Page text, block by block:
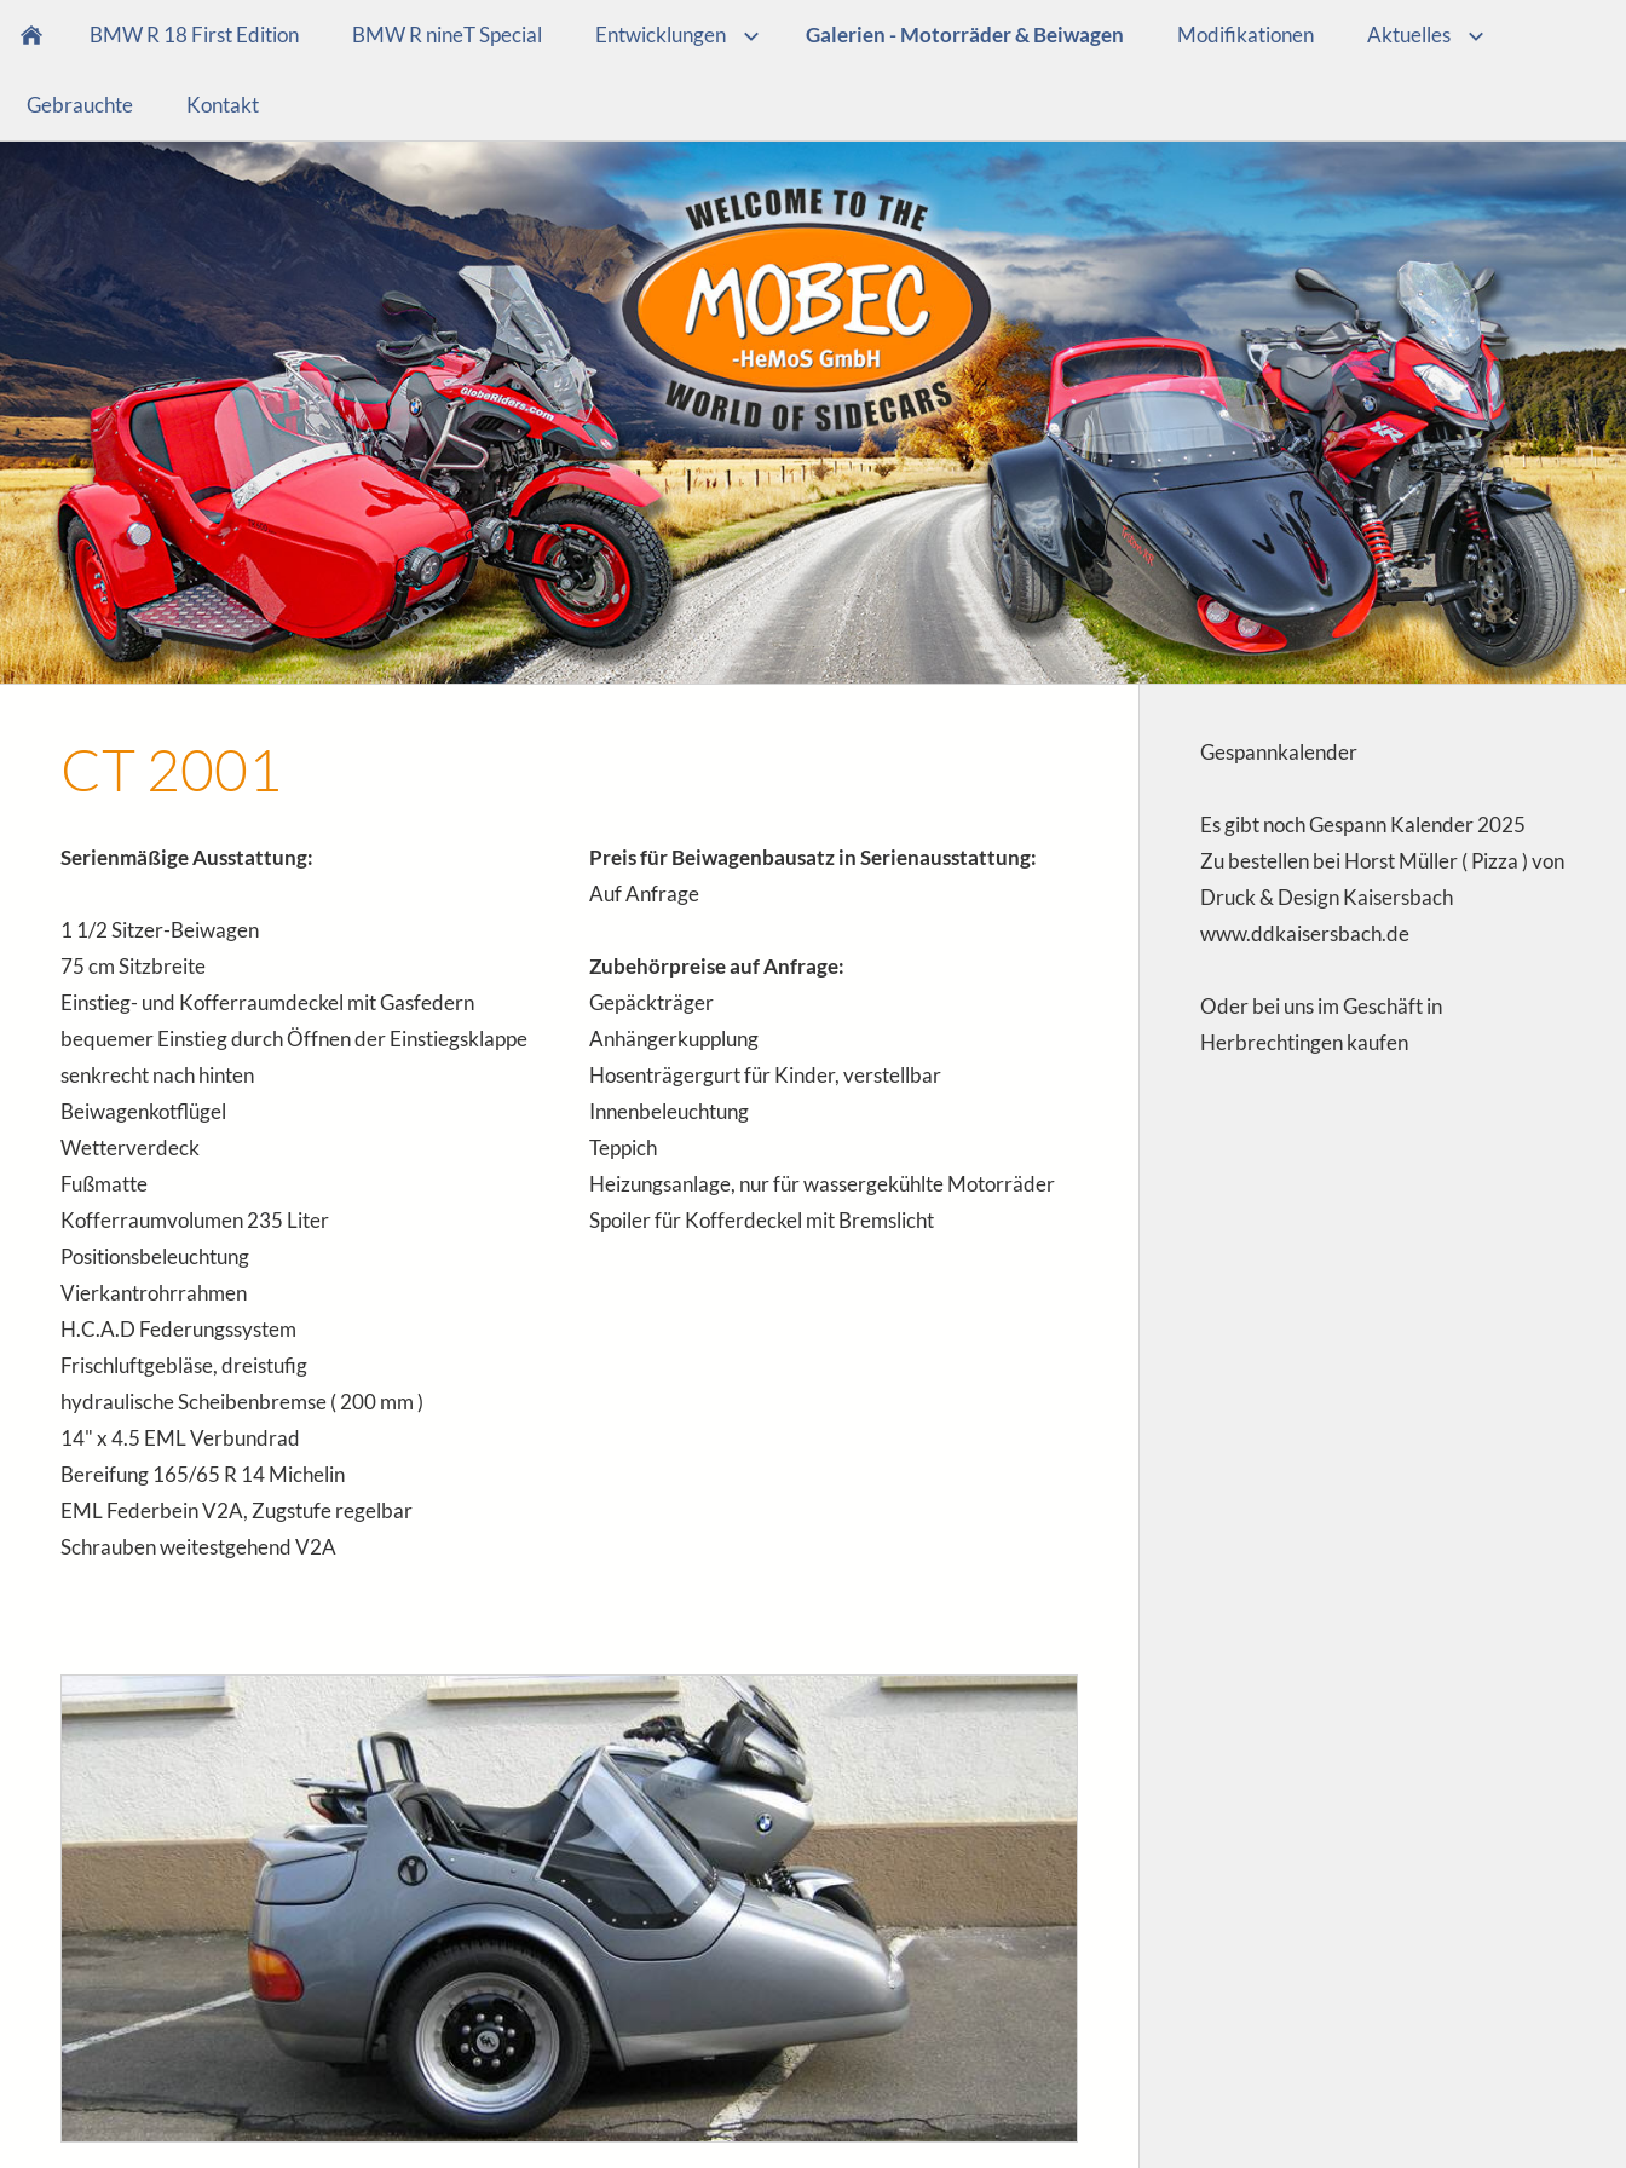
BMW R 18 First Edition BMW R nineT Special Entwicklungen Galerien - Motorräder & Beiwagen Modifikationen Aktuelles
Gebrauchte Kontakt
CT 2001
Serienmäßige Ausstattung:
1 1/2 Sitzer-Beiwagen
75 cm Sitzbreite
Einstieg- und Kofferraumdeckel mit Gasfedern
bequemer Einstieg durch Öffnen der Einstiegsklappe
senkrecht nach hinten
Beiwagenkotflügel
Wetterverdeck
Fußmatte
Kofferraumvolumen 235 Liter
Positionsbeleuchtung
Vierkantrohrrahmen
H.C.A.D Federungssystem
Frischluftgebläse, dreistufig
hydraulische Scheibenbremse ( 200 mm )
14" x 4.5 EML Verbundrad
Bereifung 165/65 R 14 Michelin
EML Federbein V2A, Zugstufe regelbar
Schrauben weitestgehend V2A
Preis für Beiwagenbausatz in Serienausstattung:
Auf Anfrage
Zubehörpreise auf Anfrage:
Gepäckträger
Anhängerkupplung
Hosenträgergurt für Kinder, verstellbar
Innenbeleuchtung
Teppich
Heizungsanlage, nur für wassergekühlte Motorräder
Spoiler für Kofferdeckel mit Bremslicht
Gespannkalender
Es gibt noch Gespann Kalender 2025
Zu bestellen bei Horst Müller ( Pizza ) von
Druck & Design Kaisersbach
www.ddkaisersbach.de
Oder bei uns im Geschäft in
Herbrechtingen kaufen